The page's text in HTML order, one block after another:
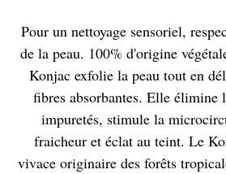
Pour un nettoyage sensoriel,
de la peau. 100% d'origine
Konjac exfolie la peau tout en
fibres absorbantes. Elle élimine
impuretés, stimule la
fraicheur et éclat au teint. Le
vivace originaire des forêts